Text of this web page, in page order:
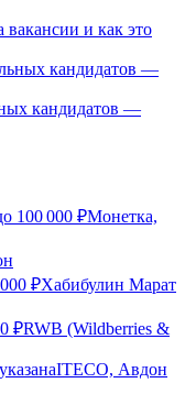
вакансии и как это
кандидатов —
100 000 ₽Монетка,
₽Хабибулин Марат
₽RWB (Wildberries &
ITECO, Авдон